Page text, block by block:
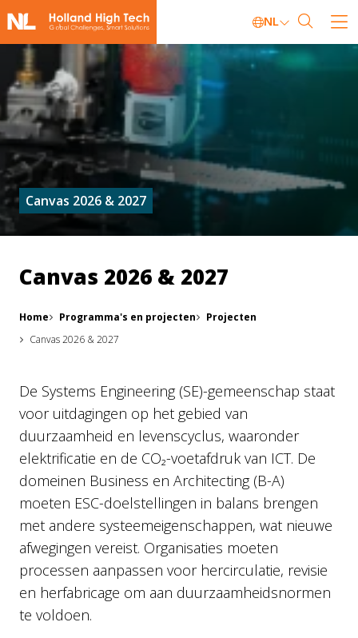
NL
Canvas 2026 & 2027
Canvas 2026 & 2027
Home Programma's en projecten
Projecten
Canvas 2026 & 2027
De Systems Engineering (SE)-gemeenschap staat
voor uitdagingen op het gebied van
duurzaamheid en levenscyclus, waaronder
elektrificatie en de CO₂-voetafdruk van ICT. De
domeinen Business en Architecting (B-A)
moeten ESC-doelstellingen in balans brengen
met andere systeemeigenschappen, wat nieuwe
afwegingen vereist. Organisaties moeten
processen aanpassen voor hercirculatie, revisie
en herfabricage om aan duurzaamheidsnormen
te voldoen.